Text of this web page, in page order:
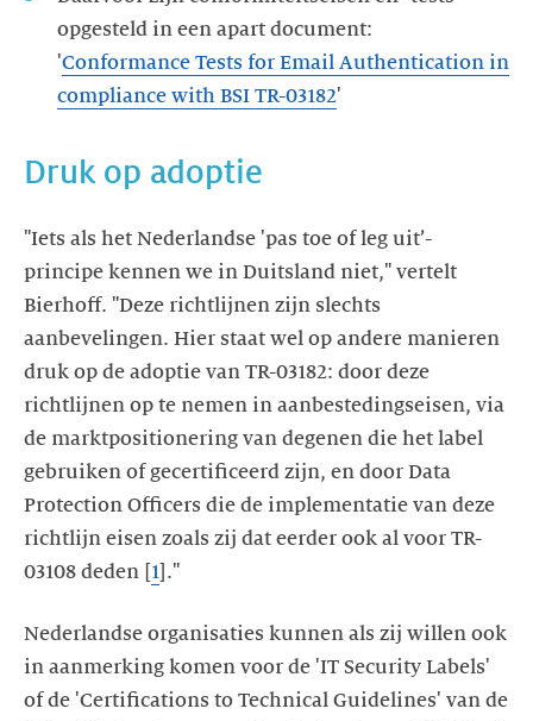
opgesteld in een apart document:
'Conformance Tests for Email Authentication in
compliance with BSI TR-03182'
Druk op adoptie
"Iets als het Nederlandse 'pas toe of leg uit’-
principe kennen we in Duitsland niet," vertelt
Bierhoff. "Deze richtlijnen zijn slechts
aanbevelingen. Hier staat wel op andere manieren
druk op de adoptie van TR-03182: door deze
richtlijnen op te nemen in aanbestedingseisen, via
de marktpositionering van degenen die het label
gebruiken of gecertificeerd zijn, en door Data
Protection Officers die de implementatie van deze
richtlijn eisen zoals zij dat eerder ook al voor TR-
03108 deden [ 1 ]."
Nederlandse organisaties kunnen als zij willen ook
in aanmerking komen voor de 'IT Security Labels'
of de 'Certifications to Technical Guidelines' van de